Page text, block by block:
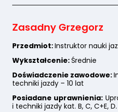
Zasadny Grzegorz
Przedmiot:Instruktor nauki
Wykształcenie:Średnie
Doświadczenie zawodowe:
techniki jazdy – 10 lat
Posiadane uprawnienia:
i techniki jazdy kat. B, C, C+E, D.